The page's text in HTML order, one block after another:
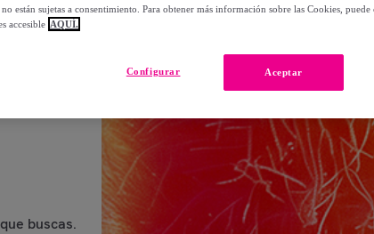
buscas.
están sujetas a consentimiento. Para obtener más información sobre las Cookies,
accesible AQUÍ.
Aceptar
Configurar